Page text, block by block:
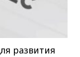
развития